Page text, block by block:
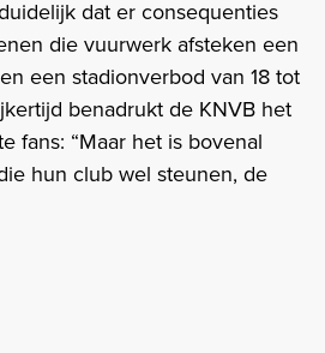
dat er consequenties
die vuurwerk afsteken een
een stadionverbod van 18 tot
benadrukt de KNVB het
fans: “Maar het is bovenal
hun club wel steunen, de